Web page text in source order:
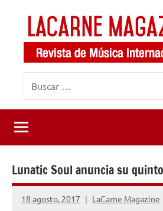
contenido
LaCarne
Magazine
de
música
internacional
Lunatic Soul anuncia su
18 agosto, 2017
LaCarne Magazine